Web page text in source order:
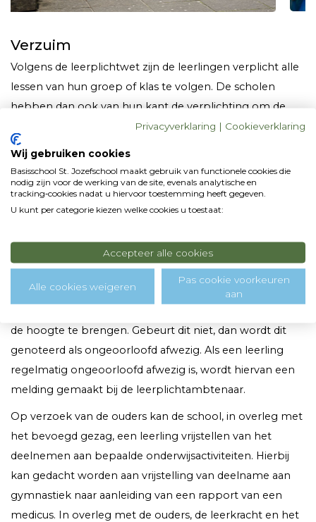
Verzuim
Volgens de leerplichtwet zijn de leerlingen verplicht alle
lessen van hun groep of klas te volgen. De scholen
hebben dan ook van hun kant de verplichting om de
lessen zoveel mogelijk te geven. U als ouder/verzorger
kunt er veel toe bijdra­gen dat uw kind zo weinig mogelijk
verzuimt door bijvoorbeeld bezoek aan de (tand)arts,
indien mo­gelijk, buiten schooltijd te laten vallen.
U dient zich te realiseren dat uw kind erbij ge­baat is de
een ononderbroken leerproces. Is dit echt niet mogelijk,
bijvoorbeeld door ziekte, een bezoek aan een specialist
wat alleen onder schooltijd kan of een andere niet te
de hoogte te brengen. Gebeurt dit niet, dan wordt dit
genoteerd als ongeoorloofd afwezig. Als een leerling
regelmatig ongeoorloofd afwezig is, wordt hiervan een
melding gemaakt bij de leerplichtambtenaar.
Op verzoek van de ouders kan de school, in overleg met
het bevoegd gezag, een leerling vrijstellen van het
deelnemen aan bepaalde onderwijsactiviteiten. Hierbij
kan gedacht wor­den aan vrijstelling van deelname aan
gymnas­tiek naar aanleiding van een rapport van een
medicus. In overleg met de ouders, de leer­kracht en het
Privacyverklaring | Cookieverklaring
Wij gebruiken cookies
Basisschool St. Jozefschool maakt gebruik van functionele cookies die
nodig zijn voor de werking van de site, evenals analytische en
tracking‑cookies nadat u hiervoor toestemming heeft gegeven.
U kunt per categorie kiezen welke cookies u toestaat:
Accepteer alle cookies
Alle cookies weigeren
Pas cookie voorkeuren
aan